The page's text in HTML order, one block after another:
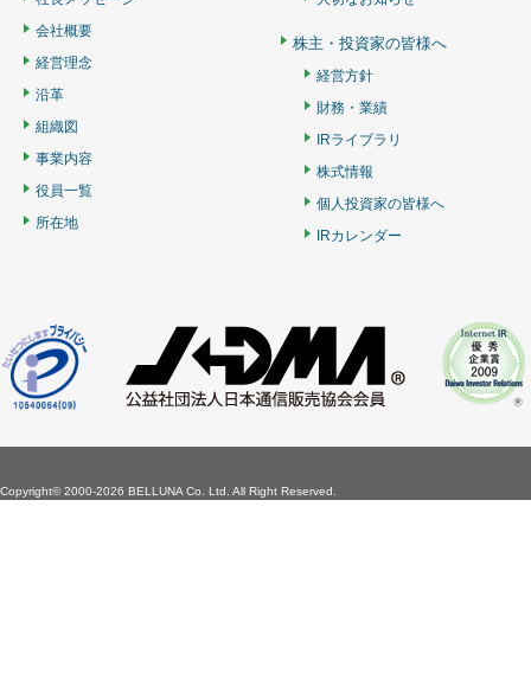
会社概要
経営理念
沿革
組織図
事業内容
役員一覧
所在地
株主・投資家の皆様へ
経営方針
財務・業績
IRライブラリ
株式情報
個人投資家の皆様へ
IRカレンダー
Copyright©2000-2026 BELLUNA Co. Ltd. All Right Reserved.